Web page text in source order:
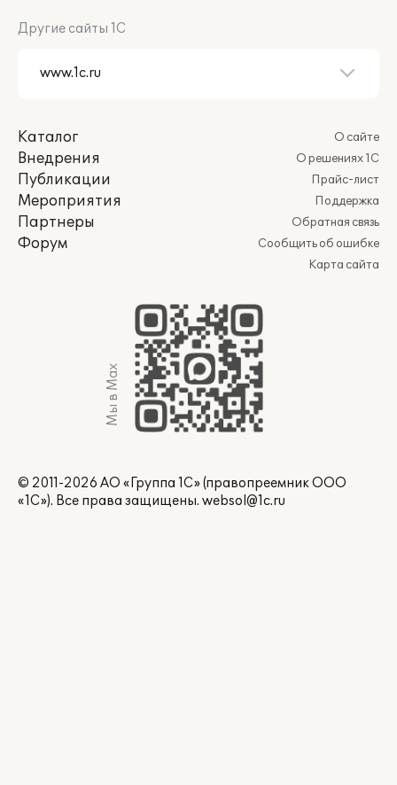
Другие сайты 1С
Каталог
Внедрения
Публикации
Мероприятия
Партнеры
Форум
О сайте
О решениях 1С
Прайс-лист
Поддержка
Обратная связь
Сообщить об ошибке
Карта сайта
Мы в Max
© 2011-2026 АО «Группа 1С» (правопреемник ООО
«1С»). Все права защищены. websol@1c.ru